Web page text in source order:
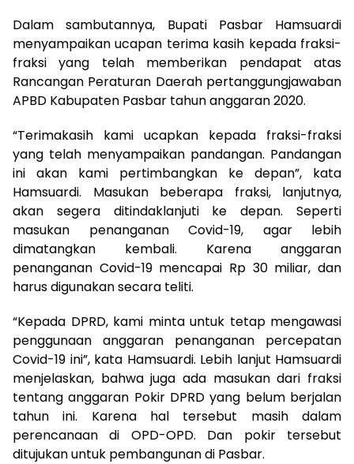
Dalam sambutannya, Bupati Pasbar Hamsuardi
menyampaikan ucapan terima kasih kepada fraksi-
fraksi yang telah memberikan pendapat atas
Rancangan Peraturan Daerah pertanggungjawaban
APBD Kabupaten Pasbar tahun anggaran 2020.
“Terimakasih kami ucapkan kepada fraksi-fraksi
yang telah menyampaikan pandangan. Pandangan
ini akan kami pertimbangkan ke depan”, kata
Hamsuardi. Masukan beberapa fraksi, lanjutnya,
akan segera ditindaklanjuti ke depan. Seperti
masukan penanganan Covid-19, agar lebih
dimatangkan kembali. Karena anggaran
penanganan Covid-19 mencapai Rp 30 miliar, dan
harus digunakan secara teliti.
“Kepada DPRD, kami minta untuk tetap mengawasi
penggunaan anggaran penanganan percepatan
Covid-19 ini”, kata Hamsuardi. Lebih lanjut Hamsuardi
menjelaskan, bahwa juga ada masukan dari fraksi
tentang anggaran Pokir DPRD yang belum berjalan
tahun ini. Karena hal tersebut masih dalam
perencanaan di OPD-OPD. Dan pokir tersebut
ditujukan untuk pembangunan di Pasbar.